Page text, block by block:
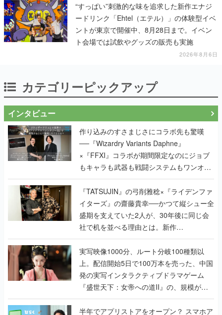
“すっぱい”刺激的な味を追求した新作エナジ
ードリンク「Ehtel（エテル）」の体験型イベ
ントが東京で開催中、8月28日まで。イベン
ト会場では試飲やグッズの販売も実施
2026年8月6日
カテゴリーピックアップ
インタビュー
作り込みのすさまじさにコラボ先も驚嘆
──『Wizardry Variants Daphne』
×『FFXI』コラボが期間限定なのにジョブ
もキャラも武器も戦闘システムもワンオフ
で作り込まれた理由を両ディレクターに聞
く
『TATSUJIN』の弓削雅稔×『ライデンファ
イターズ』の齋藤貴幸──かつて縦シュー全
盛期を支えていた2人が、30年後に同じ会
社で机を並べる理由とは。新作
『TATSUJIN EXTREME』で初タッグを組
んだレジェンド2人に訊く開発秘話
実写映像1000分、ルート分岐100種類以
上。配信開始5日で100万本を売った、中国
発の実写インタラクティブドラマゲーム
『盛世天下：女帝への道II』の、規模が違
うこだわりをプロデューサーに聞いた
半年でアプリストアをオープン？ スマホア